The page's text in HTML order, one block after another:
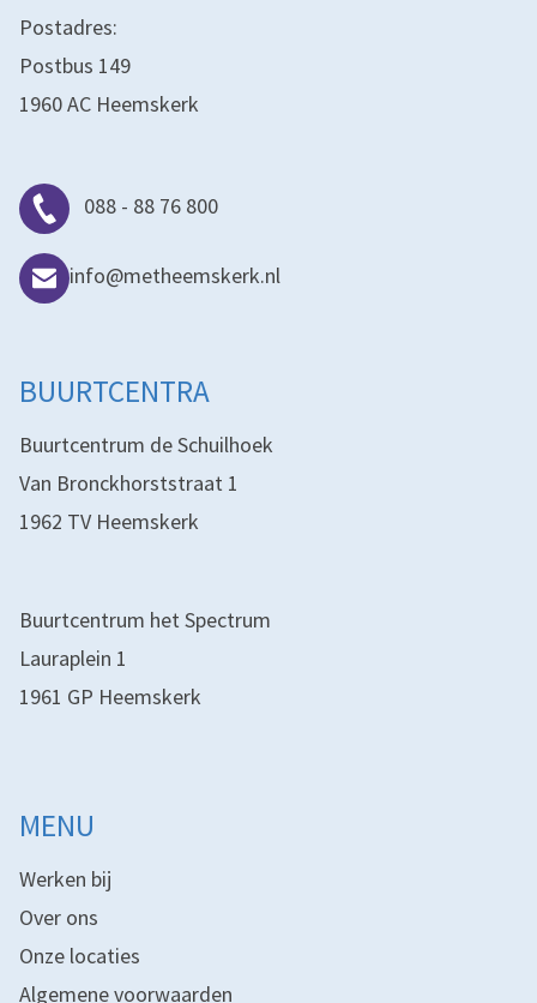
Postadres:
Postbus 149
1960 AC Heemskerk
088 - 88 76 800
info@metheemskerk.nl
BUURTCENTRA
Buurtcentrum de Schuilhoek
Van Bronckhorststraat 1
1962 TV Heemskerk
Buurtcentrum het Spectrum
Lauraplein 1
1961 GP Heemskerk
MENU
Werken bij
Over ons
Onze locaties
Algemene voorwaarden